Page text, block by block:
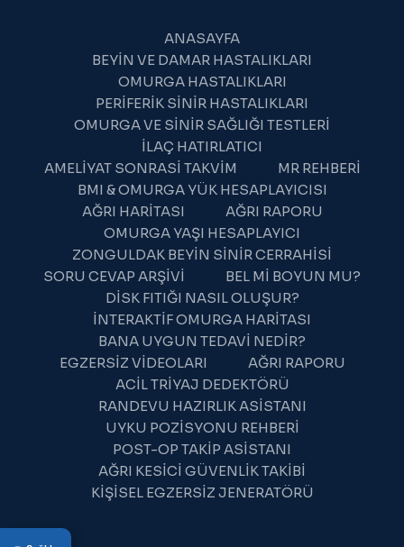
ANASAYFA
BEYIN VE DAMAR HASTALIKLARI
OMURGA HASTALIKLARI
PERIFERIK SINIR HASTALIKLARI
OMURGA VE SINIR SAĞLIĞI TESTLERI
İLAÇ HATIRLATICI
AMELIYAT SONRASI TAKVIM
MR REHBERI
BMI & OMURGA YÜK HESAPLAYICISI
AĞRI HARITASI
AĞRI RAPORU
OMURGA YAŞI HESAPLAYICI
ZONGULDAK BEYIN SINIR CERRAHISI
SORU CEVAP ARŞIVI
BEL MI BOYUN MU?
DISK FITIĞI NASIL OLUŞUR?
İNTERAKTIF OMURGA HARITASI
BANA UYGUN TEDAVI NEDIR?
EGZERSIZ VIDEOLARI
AĞRI RAPORU
ACIL TRIYAJ DEDEKTÖRÜ
RANDEVU HAZIRLIK ASISTANI
UYKU POZISYONU REHBERI
POST-OP TAKIP ASISTANI
AĞRI KESICI GÜVENLIK TAKIBI
KIŞISEL EGZERSIZ JENERATÖRÜ
WhatsApp Destek
Şu an çevrimdışı
22:15